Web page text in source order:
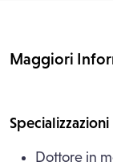
Maggiori
Specializzazioni
Dottore in